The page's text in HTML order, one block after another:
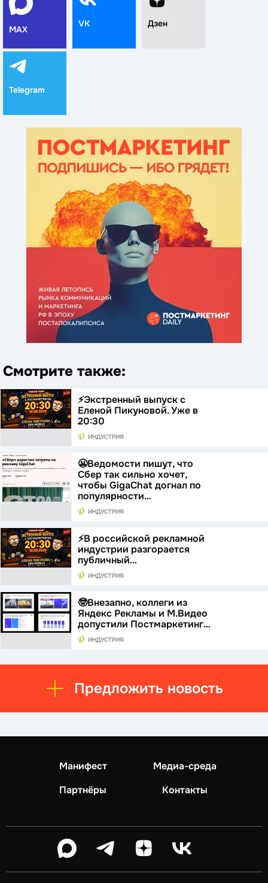
MAX
VK Дзен
Telegram
Смотрите также:
⚡️Экстренный выпуск с
Еленой Пикуновой. Уже в
20:30
ИНДУСТРИЯ
😬Ведомости пишут, что
Сбер так сильно хочет,
чтобы GigaChat догнал по
популярности…
ИНДУСТРИЯ
⚡️В российской рекламной
индустрии разгорается
публичный…
ИНДУСТРИЯ
🤓Внезапно, коллеги из
Яндекс Рекламы и М.Видео
допустили Постмаркетинг…
ИНДУСТРИЯ
Предложить новость
Манифест
Медиа-среда
Партнёры
Контакты